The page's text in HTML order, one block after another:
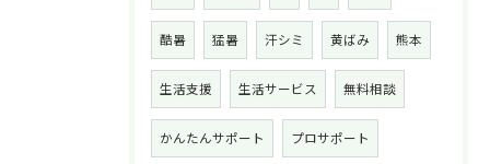
酷暑 猛暑 汗シミ 黄ばみ 熊本
生活支援 生活サービス 無料相談
かんたんサポート プロサポート